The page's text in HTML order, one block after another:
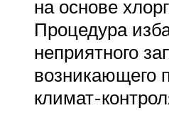
на основе
Процедура
неприятного
возникающего
климат-